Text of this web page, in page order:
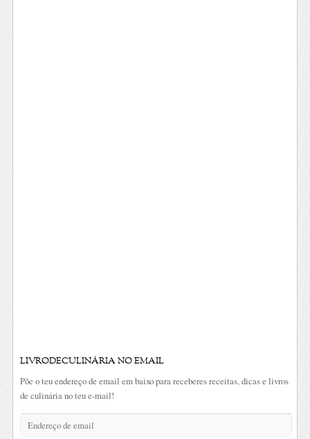
LIVRODECULINÁRIA NO EMAIL
Põe o teu endereço de email em baixo para receberes receitas, dicas e livros
de culinária no teu e-mail!
Endereço